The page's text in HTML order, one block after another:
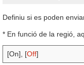
Definiu si es poden
* En funció de la regió,
[On], [Off]